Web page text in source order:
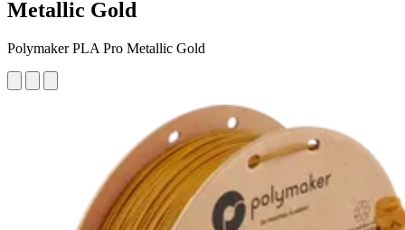
Metallic Gold
Polymaker PLA Pro Metallic Gold